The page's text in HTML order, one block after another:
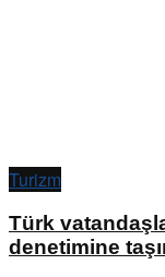
Turizm
Türk
denetimine